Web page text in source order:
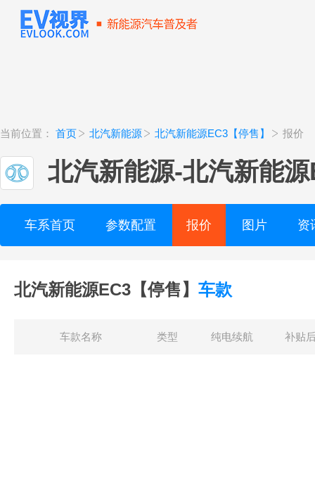
当前位置： 首页 北汽新能源 北汽新能源EC3【停售】 报价
北汽新能源-北汽新能
车系首页 参数配置 报价 图片 资
北汽新能源EC3【停售】 车款
车款名称 类型 纯电续航 补贴